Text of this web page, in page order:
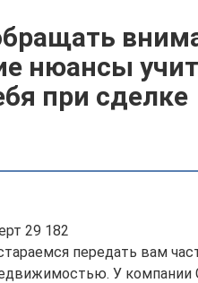
нюансы
при сделке
29 182
передать вам
У компании